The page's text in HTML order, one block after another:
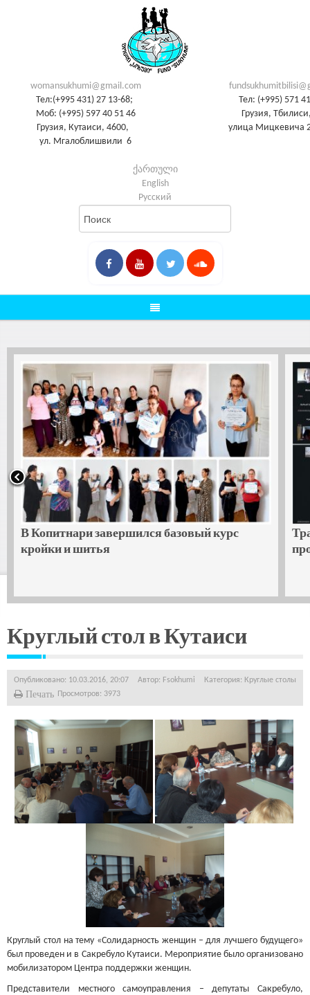
womansukhumi@gmail.com
Тел:(+995 431) 27 13-68;
Моб: (+995) 597 40 51 46
Грузия, Кутаиси, 4600,
ул. Мгалоблишвили 6
Тел: (+995) 571
Грузия,
улица Мицкевича
ქართული
English
Русский
В Копитнари завершился базовый курс
кройки и шитья
Круглый стол в Кутаиси
Опубликовано: 10.03.2016, 20:07 Автор: Fsokhumi Категория: Круглые столы
Просмотров: 3973
Печать
Круглый стол на тему «Солидарность женщин – для лучшего будущего»
был проведен и в Сакребуло Кутаиси. Мероприятие было организовано
мобилизатором Центра поддержки женщин.
Представители местного самоуправления – депутаты Сакребуло,